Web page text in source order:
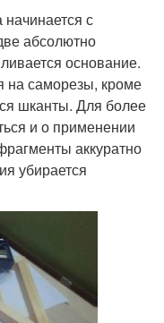
с
абсолютно
основание.
на саморезы, кроме
шканты. Для более
и о применении
аккуратно
убирается